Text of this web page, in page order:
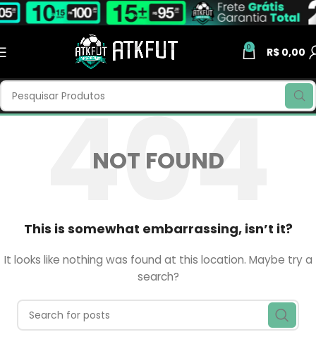
0 R$ 0,00
NOT FOUND
This is somewhat embarrassing, isn’t it?
It looks like nothing was found at this location. Maybe try a
search?